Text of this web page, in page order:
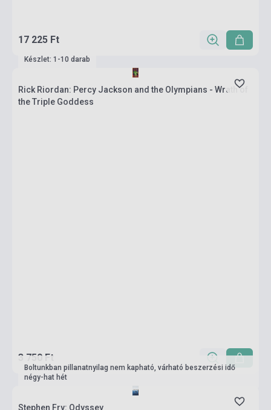
17 225 Ft
Készlet: 1-10 darab
Rick Riordan: Percy Jackson and the Olympians - Wrath of
the Triple Goddess
3 750 Ft
Boltunkban pillanatnyilag nem kapható, várható beszerzési idő
négy-hat hét
Stephen Fry: Odyssey